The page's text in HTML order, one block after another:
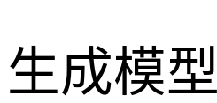
生成模型